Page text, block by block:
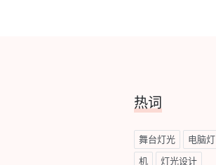
热词
舞台灯光 电脑灯
机 灯光设计